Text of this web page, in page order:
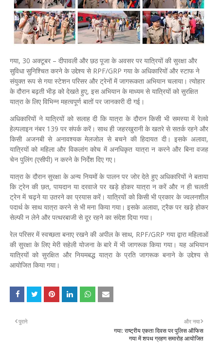
गया, 30 अक्टूबर – दीपावली और छठ पूजा के अवसर पर यात्रियों की सुरक्षा और
सुविधा सुनिश्चित करने के उद्देश्य से RPF/GRP गया के अधिकारियों और स्टाफ ने
संयुक्त रूप से गया स्टेशन परिसर और ट्रेनों में जागरूकता अभियान चलाया। त्योहार
के दौरान बढ़ती भीड़ को देखते हुए, इस अभियान के माध्यम से यात्रियों को सुरक्षित
यात्रा के लिए विभिन्न महत्वपूर्ण बातों पर जानकारी दी गई।
अधिकारियों ने यात्रियों को सलाह दी कि यात्रा के दौरान किसी भी समस्या में रेलवे
हेल्पलाइन नंबर 139 पर संपर्क करें। साथ ही जहरखुरानी के खतरे से सतर्क रहने और
किसी अजनबी से अनावश्यक मेलजोल से बचने की हिदायत दी। इसके अलावा,
यात्रियों को महिला और विकलांग कोच में अनधिकृत यात्रा न करने और बिना वजह
चेन पुलिंग (एसीपी) न करने के निर्देश दिए गए।
यात्रा के दौरान सुरक्षा के अन्य नियमों के पालन पर जोर देते हुए अधिकारियों ने बताया
कि ट्रेन की छत, पायदान या दरवाजे पर खड़े होकर यात्रा न करें और न ही चलती
ट्रेन में चढ़ने या उतरने का प्रयास करें। यात्रियों को किसी भी प्रकार के ज्वलनशील
पदार्थ के साथ यात्रा करने से भी मना किया गया। इसके अलावा, ट्रैक पर खड़े होकर
सेल्फी न लेने और पत्थरबाजी से दूर रहने का संदेश दिया गया।
रेल परिसर में स्वच्छता बनाए रखने की अपील के साथ, RPF/GRP गया द्वारा महिलाओं
की सुरक्षा के लिए मेरी सहेली योजना के बारे में भी जागरूक किया गया। यह अभियान
यात्रियों को सुरक्षित और नियमबद्ध यात्रा के प्रति जागरूक बनाने के उद्देश्य से
आयोजित किया गया।
और नया
गया: राष्ट्रीय एकता दिवस पर पुलिस ऑफिस
गया में शपथ ग्रहण समारोह आयोजित
पुराने